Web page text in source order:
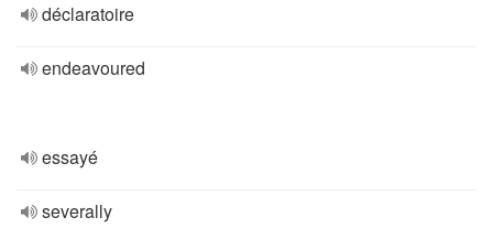
déclaratoire
endeavoured
essayé
severally